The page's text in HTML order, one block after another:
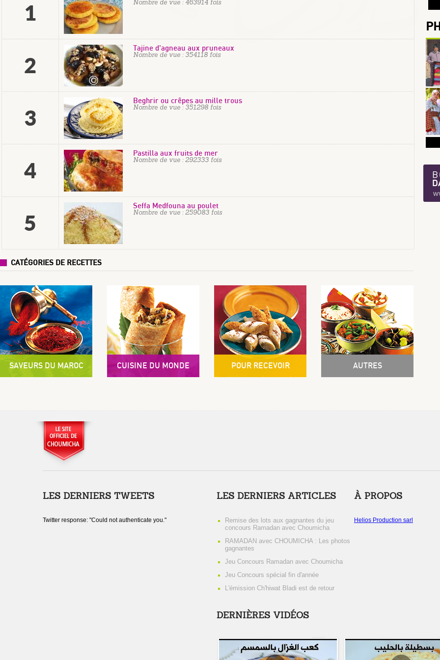
1 Nombre de vue : 463914 fois
2
Tajine d'agneau aux pruneaux
Nombre de vue : 354118 fois
3
Beghrir ou crêpes au mille trous
Nombre de vue : 351298 fois
4
Pastilla aux fruits de mer
Nombre de vue : 292333 fois
5
Seffa Medfouna au poulet
Nombre de vue : 259083 fois
2
3
CATÉGORIES DE RECETTES
SAVEURS DU MAROC CUISINE DU MONDE POUR RECEVOIR AUTRES
LES DERNIERS TWEETS
Twitter response: "Could not authenticate you."
LES DERNIERS ARTICLES
Remise des lots aux gagnantes du jeu
concours Ramadan avec Choumicha
RAMADAN avec CHOUMICHA : Les photos
gagnantes
Jeu Concours Ramadan avec Choumicha
Jeu Concours spécial fin d'année
L'émission Ch'hiwat Bladi est de retour
À PROPOS
Helios Production sarl
DERNIÈRES VIDÉOS